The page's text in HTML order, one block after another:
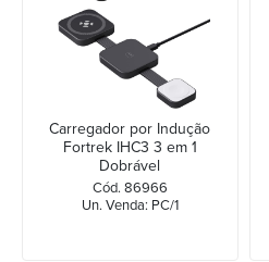
Carregador por Indução
Fortrek IHC3 3 em 1
Dobrável
Cód. 86966
Un. Venda: PC/1